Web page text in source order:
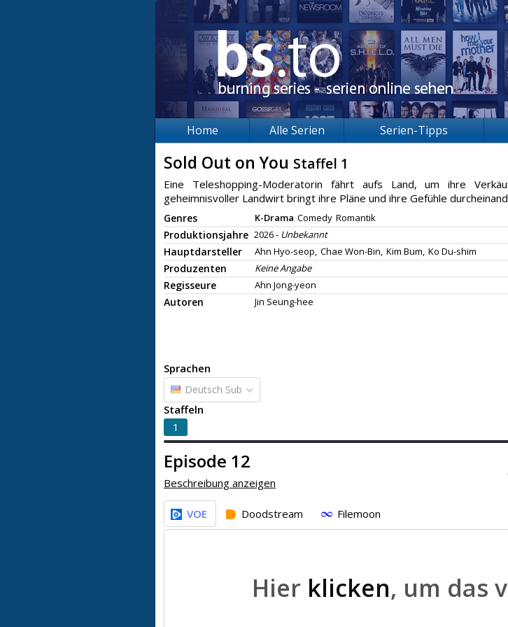
Home Alle Serien Serien-Tipps
Sold Out on You Staffel 1
Eine Teleshopping-Moderatorin fährt aufs Land, um ihre
geheimnisvoller Landwirt bringt ihre Pläne und ihre Gefühle
Genres K-Drama Comedy Romantik
Produktionsjahre 2026 - Unbekannt
Hauptdarsteller Ahn Hyo-seop, Chae Won-Bin, Kim Bum, Ko Du-shim
Produzenten Keine Angabe
Regisseure Ahn Jong-yeon
Autoren Jin Seung-hee
Sprachen
Deutsch Sub
Staffeln
1
Episode 12
Beschreibung anzeigen
VOE Doodstream Filemoon
Hier klicken, um das